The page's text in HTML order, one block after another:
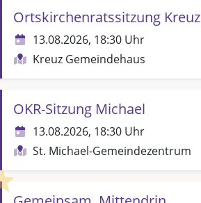
Ortskirchenratssitzung Kreuz
13.08.2026, 18:30 Uhr
Kreuz Gemeindehaus
OKR-Sitzung Michael
13.08.2026, 18:30 Uhr
St. Michael-Gemeindezentrum
Highlight